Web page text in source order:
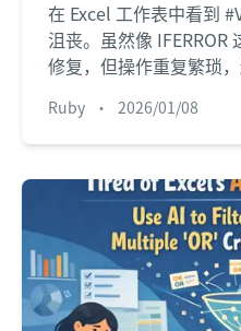
在 Excel 工作表中看到
沮丧。虽然像 IFERROR
修复，但操作重复繁琐
使用简单的语言命令自
Ruby • 2026/01/08